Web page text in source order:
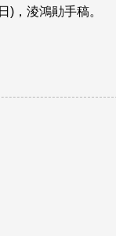
)，淩鴻勛手稿。